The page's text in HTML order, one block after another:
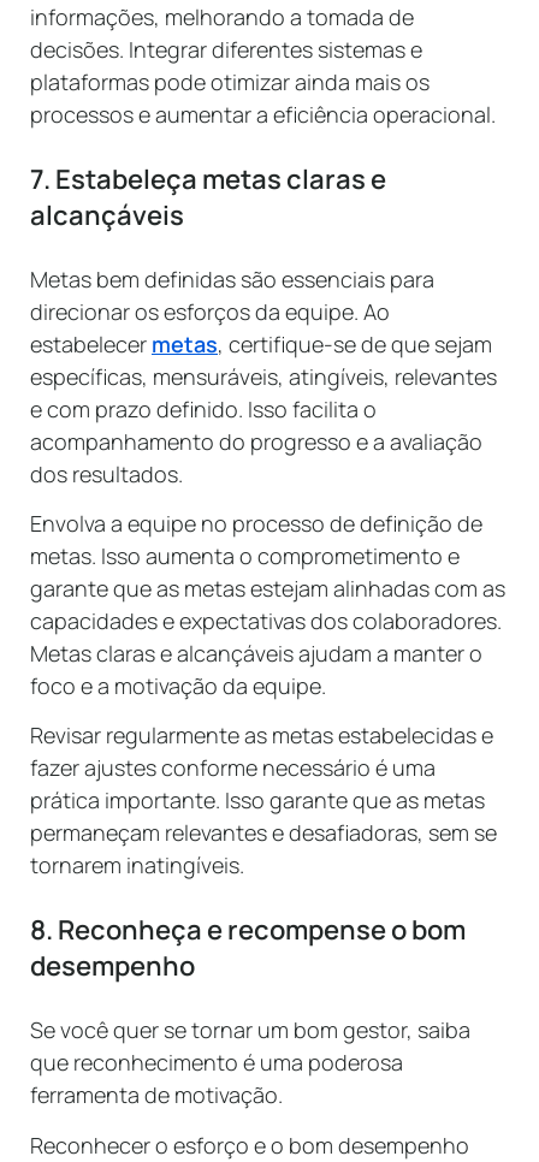
informações, melhorando a tomada de
decisões. Integrar diferentes sistemas e
plataformas pode otimizar ainda mais os
processos e aumentar a eficiência operacional.
7. Estabeleça metas claras e
alcançáveis
Metas bem definidas são essenciais para
direcionar os esforços da equipe. Ao
estabelecer metas, certifique-se de que sejam
específicas, mensuráveis, atingíveis, relevantes
e com prazo definido. Isso facilita o
acompanhamento do progresso e a avaliação
dos resultados.
Envolva a equipe no processo de definição de
metas. Isso aumenta o comprometimento e
garante que as metas estejam alinhadas com as
capacidades e expectativas dos colaboradores.
Metas claras e alcançáveis ajudam a manter o
foco e a motivação da equipe.
Revisar regularmente as metas estabelecidas e
fazer ajustes conforme necessário é uma
prática importante. Isso garante que as metas
permaneçam relevantes e desafiadoras, sem se
tornarem inatingíveis.
8. Reconheça e recompense o bom
desempenho
Se você quer se tornar um bom gestor, saiba
que reconhecimento é uma poderosa
ferramenta de motivação.
Reconhecer o esforço e o bom desempenho